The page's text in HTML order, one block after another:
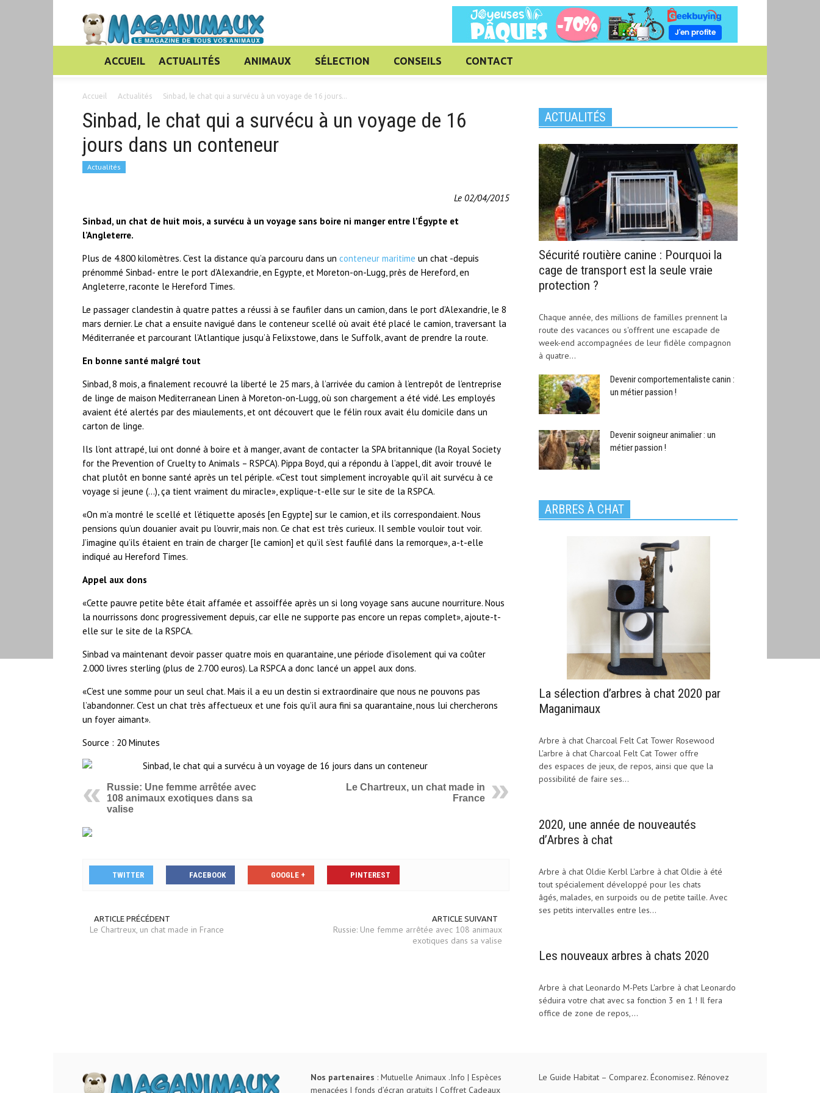
ACCUEIL ACTUALITÉS ANIMAUX SÉLECTION CONSEILS CONTACT
Accueil Actualités Sinbad, le chat qui a survécu à un voyage de 16 jours...
Sinbad, le chat qui a survécu à un voyage de 16
jours dans un conteneur
Actualités
Le 02/04/2015
Sinbad, un chat de huit mois, a survécu à un voyage sans boire ni manger entre l’Égypte et
l’Angleterre.
Plus de 4.800 kilomètres. C’est la distance qu’a parcouru dans un conteneur maritime un chat -depuis
prénommé Sinbad- entre le port d’Alexandrie, en Egypte, et Moreton-on-Lugg, près de Hereford, en
Angleterre, raconte le Hereford Times.
Le passager clandestin à quatre pattes a réussi à se faufiler dans un camion, dans le port d’Alexandrie, le 8
mars dernier. Le chat a ensuite navigué dans le conteneur scellé où avait été placé le camion, traversant la
Méditerranée et parcourant l’Atlantique jusqu’à Felixstowe, dans le Suffolk, avant de prendre la route.
En bonne santé malgré tout
Sinbad, 8 mois, a finalement recouvré la liberté le 25 mars, à l’arrivée du camion à l’entrepôt de l’entreprise
de linge de maison Mediterranean Linen à Moreton-on-Lugg, où son chargement a été vidé. Les employés
avaient été alertés par des miaulements, et ont découvert que le félin roux avait élu domicile dans un
carton de linge.
Ils l’ont attrapé, lui ont donné à boire et à manger, avant de contacter la SPA britannique (la Royal Society
for the Prevention of Cruelty to Animals – RSPCA). Pippa Boyd, qui a répondu à l’appel, dit avoir trouvé le
chat plutôt en bonne santé après un tel périple. «C’est tout simplement incroyable qu’il ait survécu à ce
voyage si jeune (…), ça tient vraiment du miracle», explique-t-elle sur le site de la RSPCA.
«On m’a montré le scellé et l’étiquette aposés [en Egypte] sur le camion, et ils correspondaient. Nous
pensions qu’un douanier avait pu l’ouvrir, mais non. Ce chat est très curieux. Il semble vouloir tout voir.
J’imagine qu’ils étaient en train de charger [le camion] et qu’il s’est faufilé dans la remorque», a-t-elle
indiqué au Hereford Times.
Appel aux dons
«Cette pauvre petite bête était affamée et assoiffée après un si long voyage sans aucune nourriture. Nous
la nourrissons donc progressivement depuis, car elle ne supporte pas encore un repas complet», ajoute-t-
elle sur le site de la RSPCA.
Sinbad va maintenant devoir passer quatre mois en quarantaine, une période d’isolement qui va coûter
2.000 livres sterling (plus de 2.700 euros). La RSPCA a donc lancé un appel aux dons.
«C’est une somme pour un seul chat. Mais il a eu un destin si extraordinaire que nous ne pouvons pas
l’abandonner. C’est un chat très affectueux et une fois qu’il aura fini sa quarantaine, nous lui chercherons
un foyer aimant».
Source : 20 Minutes
Russie: Une femme arrêtée avec
108 animaux exotiques dans sa
valise
Le Chartreux, un chat made in
France
TWITTER FACEBOOK GOOGLE + PINTEREST
ARTICLE PRÉCÉDENT
Le Chartreux, un chat made in France
ARTICLE SUIVANT
Russie: Une femme arrêtée avec 108 animaux
exotiques dans sa valise
ACTUALITÉS
Sécurité routière canine : Pourquoi la
cage de transport est la seule vraie
protection ?
Chaque année, des millions de familles prennent la
route des vacances ou s'offrent une escapade de
week-end accompagnées de leur fidèle compagnon
à quatre...
Devenir comportementaliste canin :
un métier passion !
Devenir soigneur animalier : un
métier passion !
ARBRES À CHAT
La sélection d’arbres à chat 2020 par
Maganimaux
Arbre à chat Charcoal Felt Cat Tower Rosewood
L'arbre à chat Charcoal Felt Cat Tower offre
des espaces de jeux, de repos, ainsi que que la
possibilité de faire ses...
2020, une année de nouveautés
d’Arbres à chat
Arbre à chat Oldie Kerbl L'arbre à chat Oldie à été
tout spécialement développé pour les chats
âgés, malades, en surpoids ou de petite taille. Avec
ses petits intervalles entre les...
Les nouveaux arbres à chats 2020
Arbre à chat Leonardo M-Pets L'arbre à chat Leonardo
séduira votre chat avec sa fonction 3 en 1 ! Il fera
office de zone de repos,...
Nos partenaires :Mutuelle Animaux .Info |Espèces
menacées |fonds d’écran gratuits |Coffret Cadeaux
Le Guide Habitat – Comparez. Économisez. Rénovez